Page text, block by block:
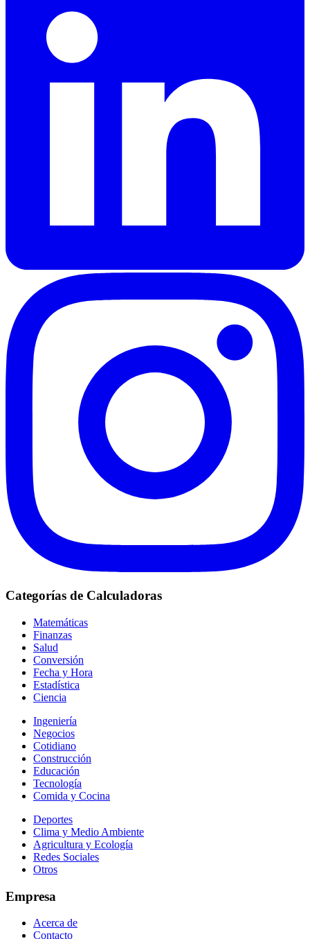
Categorías de Calculadoras
Matemáticas
Finanzas
Salud
Conversión
Fecha y Hora
Estadística
Ciencia
Ingeniería
Negocios
Cotidiano
Construcción
Educación
Tecnología
Comida y Cocina
Deportes
Clima y Medio Ambiente
Agricultura y Ecología
Redes Sociales
Otros
Empresa
Acerca de
Contacto